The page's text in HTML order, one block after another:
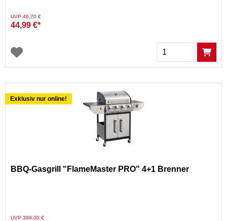
Preis reduziert von
UVP 46,70 €auf
44,99 €*
Menge
Exklusiv nur online!
BBQ-Gasgrill "FlameMaster PRO" 4+1 Brenner
Preis reduziert von
UVP 399,00 €auf